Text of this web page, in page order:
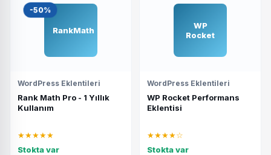
-50%
RankMath
WordPress Eklentileri
Rank Math Pro - 1 Yıllık
Kullanım
★★★★★
Stokta var
WP
Rocket
WordPress Eklentileri
WP Rocket Performans
Eklentisi
★★★★☆
Stokta var